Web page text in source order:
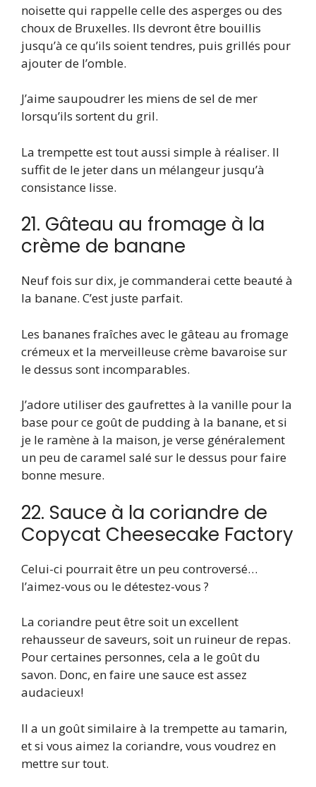
noisette qui rappelle celle des asperges ou des
choux de Bruxelles. Ils devront être bouillis
jusqu’à ce qu’ils soient tendres, puis grillés pour
ajouter de l’omble.
J’aime saupoudrer les miens de sel de mer
lorsqu’ils sortent du gril.
La trempette est tout aussi simple à réaliser. Il
suffit de le jeter dans un mélangeur jusqu’à
consistance lisse.
21. Gâteau au fromage à la
crème de banane
Neuf fois sur dix, je commanderai cette beauté à
la banane. C’est juste parfait.
Les bananes fraîches avec le gâteau au fromage
crémeux et la merveilleuse crème bavaroise sur
le dessus sont incomparables.
J’adore utiliser des gaufrettes à la vanille pour la
base pour ce goût de pudding à la banane, et si
je le ramène à la maison, je verse généralement
un peu de caramel salé sur le dessus pour faire
bonne mesure.
22. Sauce à la coriandre de
Copycat Cheesecake Factory
Celui-ci pourrait être un peu controversé…
l’aimez-vous ou le détestez-vous ?
La coriandre peut être soit un excellent
rehausseur de saveurs, soit un ruineur de repas.
Pour certaines personnes, cela a le goût du
savon. Donc, en faire une sauce est assez
audacieux!
Il a un goût similaire à la trempette au tamarin,
et si vous aimez la coriandre, vous voudrez en
mettre sur tout.